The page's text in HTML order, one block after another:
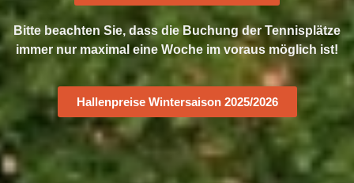
Bitte beachten Sie, dass die Buchung der Tennisplätze
immer nur maximal eine Woche im voraus möglich ist!
Hallenpreise Wintersaison 2025/2026